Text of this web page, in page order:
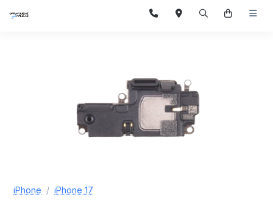
iPhone iPhone 17